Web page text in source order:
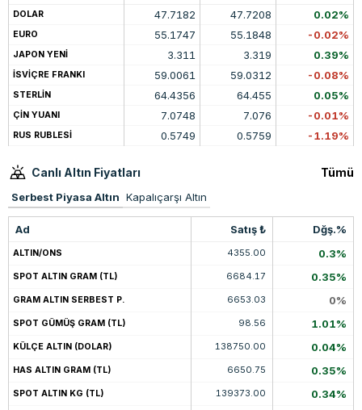
DOLAR 47.7182 47.7208 0.02%
EURO 55.1747 55.1848 -0.02%
JAPON YENİ 3.311 3.319 0.39%
İSVİÇRE FRANKI 59.0061 59.0312 -0.08%
STERLİN 64.4356 64.455 0.05%
ÇİN YUANI 7.0748 7.076 -0.01%
RUS RUBLESİ 0.5749 0.5759 -1.19%
Canlı Altın Fiyatları Tümü
Serbest Piyasa Altın Kapalıçarşı Altın
Ad Satış ₺ Dğş.%
ALTIN/ONS 4355.00 0.3%
SPOT ALTIN GRAM (TL) 6684.17 0.35%
GRAM ALTIN SERBEST P. 6653.03 0%
SPOT GÜMÜŞ GRAM (TL) 98.56 1.01%
KÜLÇE ALTIN (DOLAR) 138750.00 0.04%
HAS ALTIN GRAM (TL) 6650.75 0.35%
SPOT ALTIN KG (TL) 139373.00 0.34%